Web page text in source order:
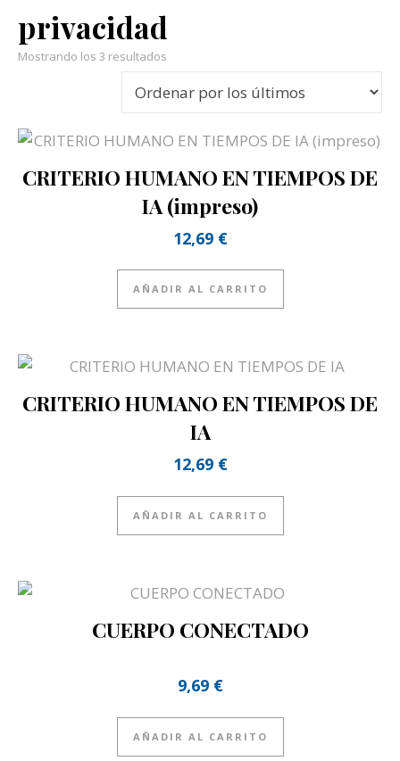
privacidad
Mostrando los 3 resultados
CRITERIO HUMANO EN TIEMPOS DE
IA (impreso)
12,69 €
AÑADIR AL CARRITO
CRITERIO HUMANO EN TIEMPOS DE
IA
12,69 €
AÑADIR AL CARRITO
CUERPO CONECTADO
9,69 €
AÑADIR AL CARRITO